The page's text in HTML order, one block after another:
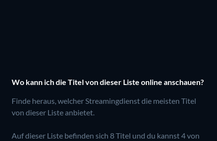
Wo kann ich die Titel von dieser Liste online anschauen?
Finde heraus, welcher Streamingdienst die meisten Titel
von dieser Liste anbietet.
Auf dieser Liste befinden sich 8 Titel und du kannst 4 von